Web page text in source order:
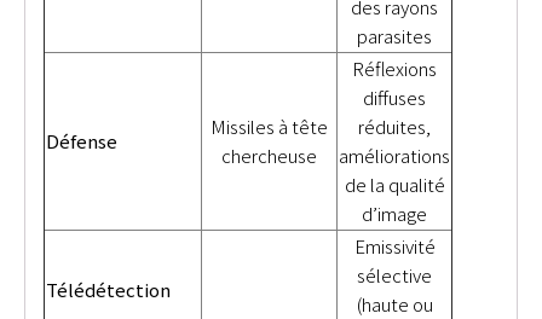
des rayons
parasites
Défense
Missiles à tête
chercheuse
Réflexions
diffuses
réduites,
améliorations
de la qualité
d’image
Télédétection
Emissivité
sélective
(haute ou